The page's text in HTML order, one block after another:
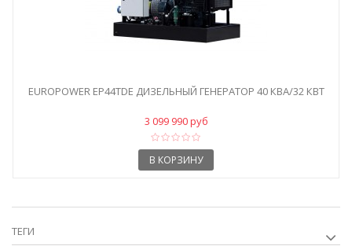
EUROPOWER EP44TDE ДИЗЕЛЬНЫЙ ГЕНЕРАТОР 40 КВА/32 КВТ
3 099 990 руб
В КОРЗИНУ
ТЕГИ